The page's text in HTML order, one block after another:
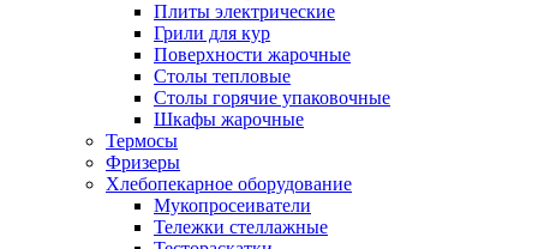
Плиты электрические
Грили для кур
Поверхности жарочные
Столы тепловые
Столы горячие упаковочные
Шкафы жарочные
Термосы
Фризеры
Хлебопекарное оборудование
Мукопросеиватели
Тележки стеллажные